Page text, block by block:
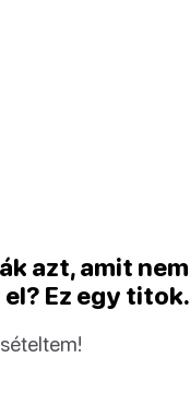
azt, amit nem
Ez egy titok.